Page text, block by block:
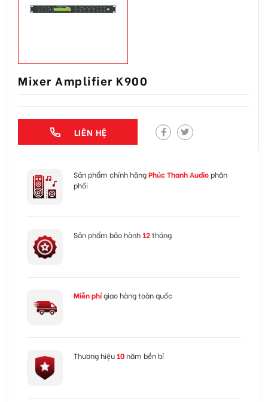
Mixer Amplifier K900
LIÊN HỆ
Sản phẩm chính hãngPhúc Thanh Audio phân
phối
Sản phẩm bảo hành 12tháng
Miễn phígiao hàng toàn quốc
Thương hiệu 10 năm bền bỉ